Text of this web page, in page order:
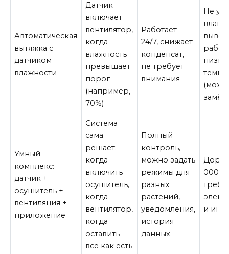
Автоматическая
вытяжка с
датчиком
влажности
Датчик
включает
вентилятор,
когда
влажность
превышает
порог
(например,
70%)
Работает
24/7, снижает
конденсат,
не требует
внимания
Не
влагу
Умный
комплекс:
датчик +
осушитель +
вентиляция +
приложение
Система
сама
решает:
когда
включить
осушитель,
когда
вентилятор,
когда
оставить
всё как есть
Полный
контроль,
можно задать
режимы для
разных
растений,
уведомления,
история
данных
000
и